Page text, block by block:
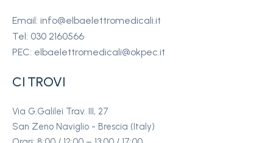
Email: info@elbaelettromedicali.it
Tel: 030 2160566
PEC: elbaelettromedicali@okpec.it
CI TROVI
Via G.Galilei Trav. III, 27
San Zeno Naviglio - Brescia (Italy)